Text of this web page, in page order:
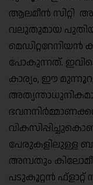
ആലമീൻ സിറ്റി
വലുതുമായ
പോകുന്നത്.
കാര്യം, ഈ
പേരുകളിലുള്ള
അമ്പതും
പടുകൂറ്റൻ